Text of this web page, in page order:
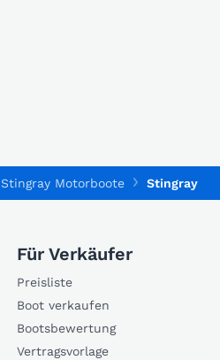
Stingray Motorboote Stingray
Für Verkäufer
Preisliste
Boot verkaufen
Bootsbewertung
Vertragsvorlage